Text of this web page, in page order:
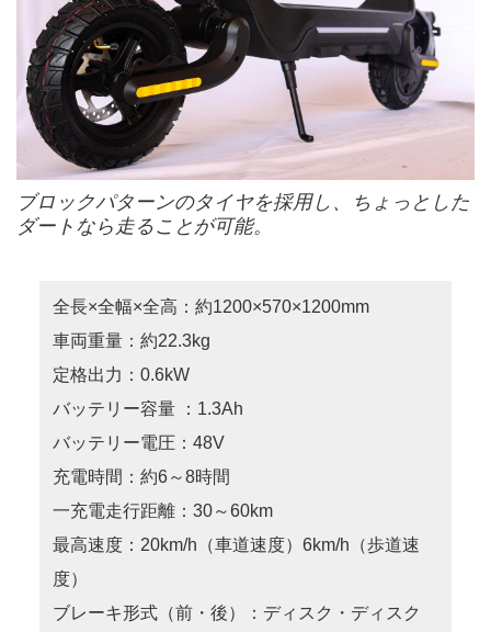
ブロックパターンのタイヤを採用し、ちょっとした
ダートなら走ることが可能。
全長×全幅×全高：約1200×570×1200mm
車両重量：約22.3kg
定格出力：0.6kW
バッテリー容量 ：1.3Ah
バッテリー電圧：48V
充電時間：約6～8時間
一充電走行距離：30～60km
最高速度：20km/h（車道速度）6km/h（歩道速
度）
ブレーキ形式（前・後）：ディスク・ディスク